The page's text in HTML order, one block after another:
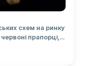
схем на ринку
прапорці,